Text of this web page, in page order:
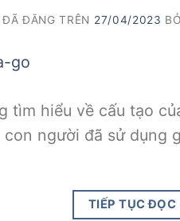
ĐÃ ĐĂNG TRÊN 27/04/2023
tìm hiểu về cấu tạo
người đã sử dụng
TIẾP TỤC ĐỌC